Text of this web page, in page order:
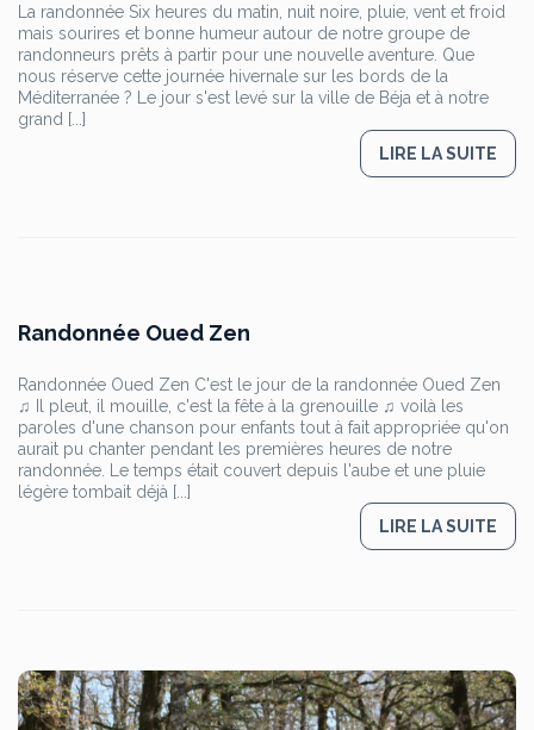
La randonnée Six heures du matin, nuit noire, pluie, vent et froid
mais sourires et bonne humeur autour de notre groupe de
randonneurs prêts à partir pour une nouvelle aventure. Que
nous réserve cette journée hivernale sur les bords de la
Méditerranée ? Le jour s'est levé sur la ville de Béja et à notre
grand [...]
LIRE LA SUITE
Randonnée Oued Zen
Randonnée Oued Zen C'est le jour de la randonnée Oued Zen
♫ Il pleut, il mouille, c'est la fête à la grenouille ♫ voilà les
paroles d'une chanson pour enfants tout à fait appropriée qu'on
aurait pu chanter pendant les premières heures de notre
randonnée. Le temps était couvert depuis l'aube et une pluie
légère tombait déjà [...]
LIRE LA SUITE